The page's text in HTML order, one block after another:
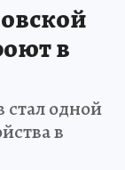
в
стал одной
в